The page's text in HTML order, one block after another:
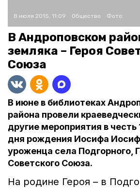
8 июля 2015, 11:09 Общество Фото:
В Андроповском
земляка – Героя
Союза
В июне в библиотеках
района провели
другие мероприятия в честь
дня рождения Иосифа
уроженца села Подгорного,
Советского Союза.
На родине Героя – в